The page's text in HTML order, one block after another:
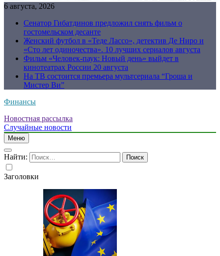
6 августа, 2026
Сенатор Гибатдинов предложил снять фильм о
гостомельском десанте
Женский футбол в «Теде Лассо», детектив Де Ниро и
«Сто лет одиночества». 10 лучших сериалов августа
Фильм «Человек-паук: Новый день» выйдет в
кинотеатрах России 20 августа
На ТВ состоится премьера мультсериала “Гроша и
Мистер Ви”
Финансы
Новостная рассылка
Случайные новости
Меню
Найти:
Заголовки